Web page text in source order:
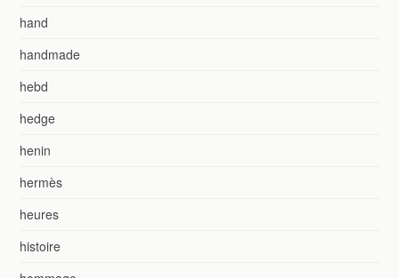
hand
handmade
hebd
hedge
henin
hermès
heures
histoire